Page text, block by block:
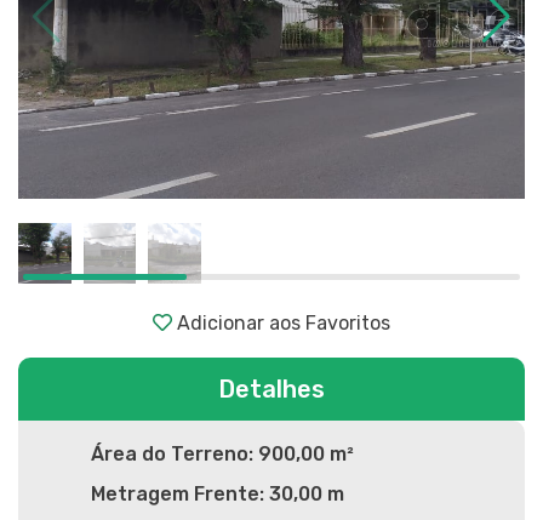
Detalhes
Adicionar aos Favoritos
Área do Terreno: 900,00 m²
Metragem Frente: 30,00 m